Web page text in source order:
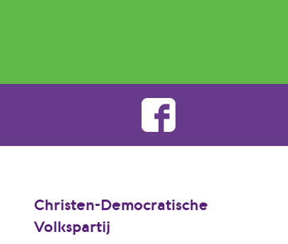
Christen-Democratische
Volkspartij